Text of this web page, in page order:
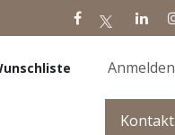
Anmelden
Kontakt